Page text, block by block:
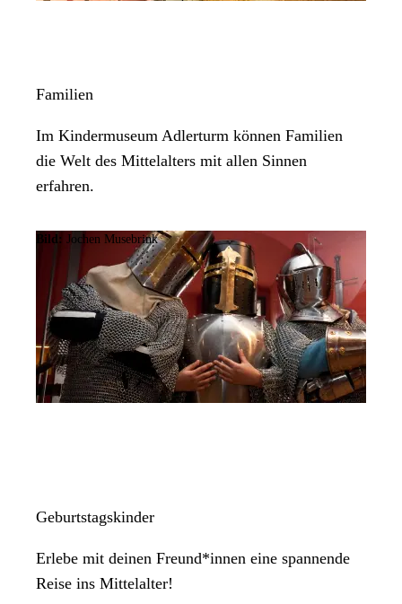
Familien
Im Kindermuseum Adlerturm können Familien
die Welt des Mittelalters mit allen Sinnen
erfahren.
Bild: Jochen Musebrink
Geburtstagskinder
Erlebe mit deinen Freund*innen eine spannende
Reise ins Mittelalter!